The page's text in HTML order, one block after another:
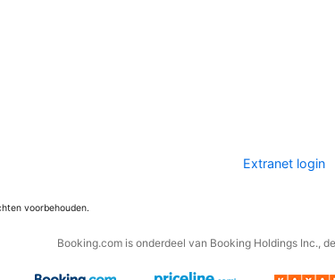
Extranet login
voorbehouden.
Booking.com is onderdeel van Booking Holdings Inc.,